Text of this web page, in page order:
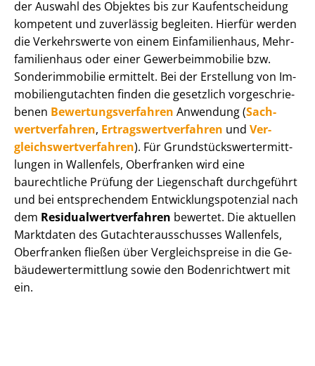
der Auswahl des Objektes bis zur Kauf­ent­schei­dung
kompetent und zuverlässig begleiten. Hierfür werden
die Verkehrswerte von einem Einfamilienhaus, Mehr­
fa­mi­li­en­haus oder einer Ge­wer­be­im­mo­bi­lie bzw.
Sonderimmobilie ermittelt. Bei der Erstellung von Im­
mo­bi­li­en­gut­ach­ten finden die gesetzlich vor­ge­schrie­
be­nen Be­wer­tungs­ver­fah­ren Anwendung (Sach­
wert­ver­fah­ren, Er­trags­wert­ver­fah­ren und Ver­
gleichs­wert­ver­fah­ren). Für Grund­stücks­wert­ermitt­
lun­gen in Wallenfels, Oberfranken wird eine
baurechtliche Prüfung der Liegenschaft durchgeführt
und bei entsprechendem Ent­wick­lungs­po­ten­zi­al nach
dem Re­si­du­al­wert­ver­fah­ren bewertet. Die aktuellen
Marktdaten des Gut­ach­ter­aus­schus­ses Wallenfels,
Oberfranken fließen über Ver­gleichs­prei­se in die Ge­
bäu­de­wert­ermitt­lung sowie den Bodenrichtwert mit
ein.